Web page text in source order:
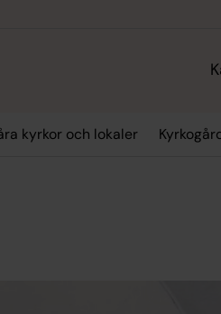
kyrkor och lokaler